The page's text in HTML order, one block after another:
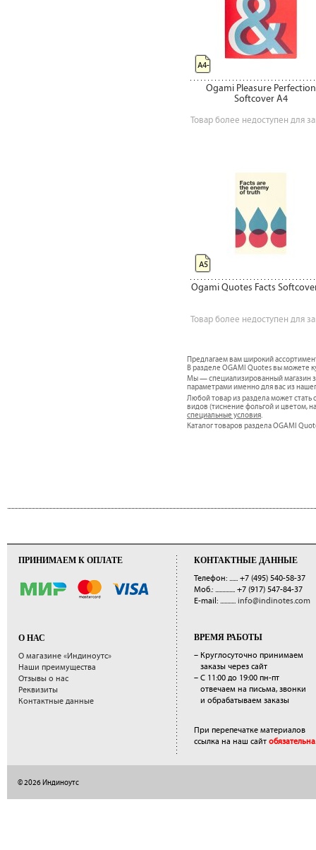
Ogami Pleasure Perfection
Softcover A4
Товар более недоступен для
А4-
Ogami Quotes Facts
Товар более недоступен для
А5
Предлагаем вам широкий
В разделе OGAMI Quotes вы можете
Мы — специализированный магазин
параметрами именно для вас из
Любой товар из раздела может
видов (тиснение фольгой и цветом,
специальные условия.
Каталог товаров раздела OGAMI
ПРИНИМАЕМ К ОПЛАТЕ
О НАС
О магазине «Индиноутс»
Наши преимущества
Отзывы о нас
Реквизиты
Контактные данные
КОНТАКТНЫЕ ДАННЫЕ
Телефон: ...... +7 (495) 540-58-37
Моб.: .............. +7 (917) 547-84-37
E-mail: ........... info@indinotes.com
ВРЕМЯ РАБОТЫ
– Круглосуточно принимаем
заказы через сайт
– С 11:00 до 19:00 пн-пт
отвечаем на письма, звонки
и обрабатываем заказы
При перепечатке материалов
ссылка на наш сайт обязательна.
© 2026 Индиноутс